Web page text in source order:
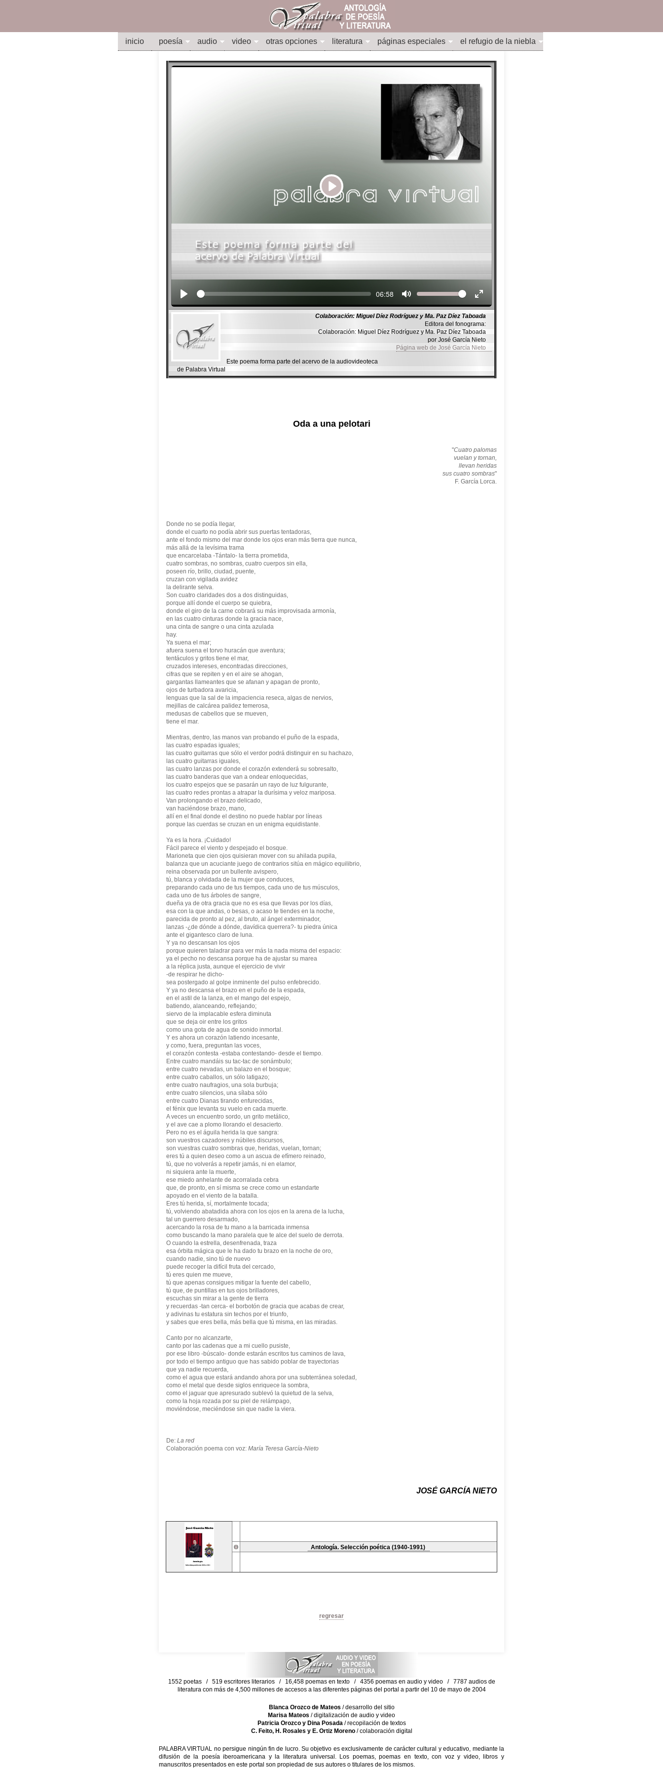
inicio poesía audio video otras opciones literatura páginas especiales el refugio de la niebla
Play
Seek Current
06:58 Volume
Colaboración: Miguel Díez Rodríguez y Ma. Paz Díez Taboada
Editora del fonograma:
Colaboración: Miguel Díez Rodríguez y Ma. Paz Díez Taboada
por José García Nieto
Página web de José García Nieto
Este poema forma parte del acervo de la audiovideoteca
de Palabra Virtual
Oda a una pelotari
"Cuatro palomas
vuelan y tornan,
llevan heridas
sus cuatro sombras"
F. García Lorca.
Donde no se podía llegar,
donde el cuarto no podía abrir sus puertas tentadoras,
ante el fondo mismo del mar donde los ojos eran más tierra que nunca,
más allá de la levísima trama
que encarcelaba -Tántalo- la tierra prometida,
cuatro sombras, no sombras, cuatro cuerpos sin ella,
poseen río, brillo, ciudad, puente,
cruzan con vigilada avidez
la delirante selva.
Son cuatro claridades dos a dos distinguidas,
porque allí donde el cuerpo se quiebra,
donde el giro de la carne cobrará su más improvisada armonía,
en las cuatro cinturas donde la gracia nace,
una cinta de sangre o una cinta azulada
hay.
Ya suena el mar;
afuera suena el torvo huracán que aventura;
tentáculos y gritos tiene el mar,
cruzados intereses, encontradas direcciones,
cifras que se repiten y en el aire se ahogan,
gargantas llameantes que se afanan y apagan de pronto,
ojos de turbadora avaricia,
lenguas que la sal de la impaciencia reseca, algas de nervios,
mejillas de calcárea palidez temerosa,
medusas de cabellos que se mueven,
tiene el mar.
Mientras, dentro, las manos van probando el puño de la espada,
las cuatro espadas iguales;
las cuatro guitarras que sólo el verdor podrá distinguir en su hachazo,
las cuatro guitarras iguales,
las cuatro lanzas por donde el corazón extenderá su sobresalto,
las cuatro banderas que van a ondear enloquecidas,
los cuatro espejos que se pasarán un rayo de luz fulgurante,
las cuatro redes prontas a atrapar la durísima y veloz mariposa.
Van prolongando el brazo delicado,
van haciéndose brazo, mano,
allí en el final donde el destino no puede hablar por líneas
porque las cuerdas se cruzan en un enigma equidistante.
Ya es la hora. ¡Cuidado!
Fácil parece el viento y despejado el bosque.
Marioneta que cien ojos quisieran mover con su ahilada pupila,
balanza que un acuciante juego de contrarios sitúa en mágico equilibrio,
reina observada por un bullente avispero,
tú, blanca y olvidada de la mujer que conduces,
preparando cada uno de tus tiempos, cada uno de tus músculos,
cada uno de tus árboles de sangre,
dueña ya de otra gracia que no es esa que llevas por los días,
esa con la que andas, o besas, o acaso te tiendes en la noche,
parecida de pronto al pez, al bruto, al ángel exterminador,
lanzas -¿de dónde a dónde, davídica querrera?- tu piedra única
ante el gigantesco claro de luna.
Y ya no descansan los ojos
porque quieren taladrar para ver más la nada misma del espacio:
ya el pecho no descansa porque ha de ajustar su marea
a la réplica justa, aunque el ejercicio de vivir
-de respirar he dicho-
sea postergado al golpe inminente del pulso enfebrecido.
Y ya no descansa el brazo en el puño de la espada,
en el astil de la lanza, en el mango del espejo,
batiendo, alanceando, reflejando;
siervo de la implacable esfera diminuta
que se deja oir entre los gritos
como una gota de agua de sonido inmortal.
Y es ahora un corazón latiendo incesante,
y como, fuera, preguntan las voces,
el corazón contesta -estaba contestando- desde el tiempo.
Entre cuatro mandáis su tac-tac de sonámbulo;
entre cuatro nevadas, un balazo en el bosque;
entre cuatro caballos, un sólo latigazo;
entre cuatro naufragios, una sola burbuja;
entre cuatro silencios, una sílaba sólo
entre cuatro Dianas tirando enfurecidas,
el fénix que levanta su vuelo en cada muerte.
A veces un encuentro sordo, un grito metálico,
y el ave cae a plomo llorando el desacierto.
Pero no es el águila herida la que sangra:
son vuestros cazadores y núbiles discursos,
son vuestras cuatro sombras que, heridas, vuelan, tornan;
eres tú a quien deseo como a un ascua de efímero reinado,
tú, que no volverás a repetir jamás, ni en elamor,
ni siquiera ante la muerte,
ese miedo anhelante de acorralada cebra
que, de pronto, en sí misma se crece como un estandarte
apoyado en el viento de la batalla.
Eres tú herida, sí, mortalmente tocada;
tú, volviendo abatadida ahora con los ojos en la arena de la lucha,
tal un guerrero desarmado,
acercando la rosa de tu mano a la barricada inmensa
como buscando la mano paralela que te alce del suelo de derrota.
O cuando la estrella, desenfrenada, traza
esa órbita mágica que le ha dado tu brazo en la noche de oro,
cuando nadie, sino tú de nuevo
puede recoger la difícil fruta del cercado,
tú eres quien me mueve,
tú que apenas consigues mitigar la fuente del cabello,
tú que, de puntillas en tus ojos brilladores,
escuchas sin mirar a la gente de tierra
y recuerdas -tan cerca- el borbotón de gracia que acabas de crear,
y adivinas tu estatura sin techos por el triunfo,
y sabes que eres bella, más bella que tú misma, en las miradas.
Canto por no alcanzarte,
canto por las cadenas que a mi cuello pusiste,
por ese libro -búscalo- donde estarán escritos tus caminos de lava,
por todo el tiempo antiguo que has sabido poblar de trayectorias
que ya nadie recuerda,
como el agua que estará andando ahora por una subterránea soledad,
como el metal que desde siglos enriquece la sombra,
como el jaguar que apresurado sublevó la quietud de la selva,
como la hoja rozada por su piel de relámpago,
moviéndose, meciéndose sin que nadie la viera.
De: La red
Colaboración poema con voz: María Teresa García-Nieto
JOSÉ GARCÍA NIETO
Antología. Selección poética (1940-1991)
regresar
1552 poetas / 519 escritores literarios / 16,458 poemas en texto / 4356 poemas en audio y video / 7787 audios de
literatura con más de 4,500 millones de accesos a las diferentes páginas del portal a partir del 10 de mayo de 2004
Blanca Orozco de Mateos / desarrollo del sitio
Marisa Mateos / digitalización de audio y video
Patricia Orozco y Dina Posada/ recopilación de textos
C. Feito, H. Rosales y E. Ortiz Moreno/ colaboración digital
PALABRA VIRTUAL no persigue ningún fin de lucro. Su objetivo es exclusivamente de carácter cultural y educativo, mediante la
difusión de la poesía iberoamericana y la literatura universal. Los poemas, poemas en texto, con voz y video, libros y
manuscritos presentados en este portal son propiedad de sus autores o titulares de los mismos.